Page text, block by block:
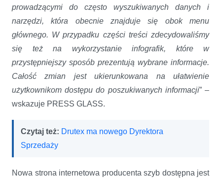
prowadzącymi do często wyszukiwanych danych i
narzędzi, która obecnie znajduje się obok menu
głównego. W przypadku części treści zdecydowaliśmy
się też na wykorzystanie infografik, które w
przystępniejszy sposób prezentują wybrane informacje.
Całość zmian jest ukierunkowana na ułatwienie
użytkownikom dostępu do poszukiwanych informacji” –
wskazuje PRESS GLASS.
Czytaj też: Drutex ma nowego Dyrektora
Sprzedaży
Nowa strona internetowa producenta szyb dostępna jest